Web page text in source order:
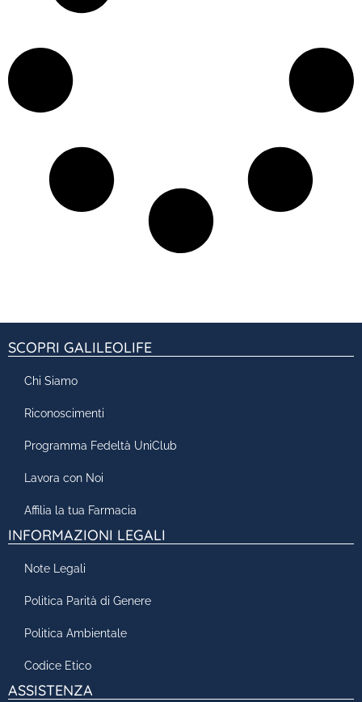
SCOPRI GALILEOLIFE
Chi Siamo
Riconoscimenti
Programma Fedeltà UniClub
Lavora con Noi
Affilia la tua Farmacia
INFORMAZIONI LEGALI
Note Legali
Politica Parità di Genere
Politica Ambientale
Codice Etico
ASSISTENZA